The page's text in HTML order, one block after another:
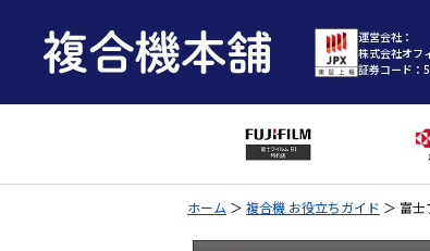
運営会社：
株式会社オフ
証券コード：
ホーム ＞ 複合機 お役立ちガイド ＞ 富士